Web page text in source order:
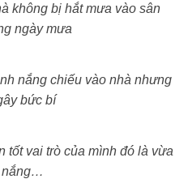
không bị hắt mưa vào sân
ngày mưa
nắng chiếu vào nhà nhưng
bức bí
tốt vai trò của mình đó là vừa
nắng…